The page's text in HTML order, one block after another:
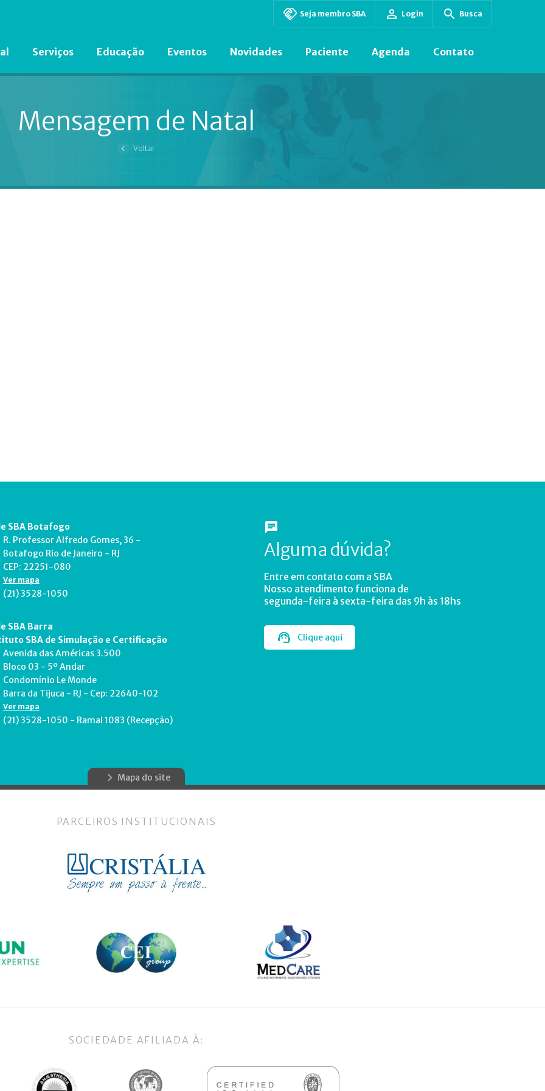
Seja membro SBA Login Busca
Serviços Educação Eventos Novidades Paciente Agenda Contato
Mensagem de Natal
Voltar
SBA Botafogo
R. Professor Alfredo Gomes, 36 -
Botafogo Rio de Janeiro - RJ
CEP: 22251-080
Ver mapa
(21) 3528-1050
SBA Barra
SBA de Simulação e Certificação
Avenida das Américas 3.500
Bloco 03 - 5º Andar
Condomínio Le Monde
Barra da Tijuca - RJ - Cep: 22640-102
Ver mapa
(21) 3528-1050 - Ramal 1083 (Recepção)
Alguma dúvida?
Entre em contato com a SBA
Nosso atendimento funciona de
segunda-feira à sexta-feira das 9h às 18hs
Clique aqui
Mapa do site
PARCEIROS INSTITUCIONAIS
SOCIEDADE AFILIADA À: